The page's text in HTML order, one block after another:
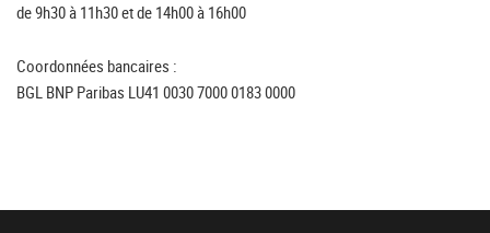
de 9h30 à 11h30 et de 14h00 à 16h00
Coordonnées bancaires :
BGL BNP Paribas LU41 0030 7000 0183 0000